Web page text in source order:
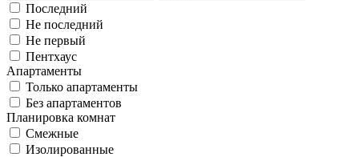
Последний
Не последний
Не первый
Пентхаус
Апартаменты
Только апартаменты
Без апартаментов
Планировка комнат
Смежные
Изолированные